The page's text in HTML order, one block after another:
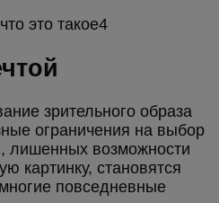
зрительного образа
ограничения на выбор
возможности
картинку, становятся
повседневные